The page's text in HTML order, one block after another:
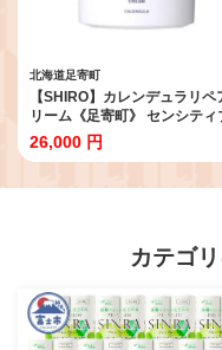
北海道足寄町
【SHIRO】カレンデュラリペ
リーム《足寄町》 センシティ
保湿 [BEAX003]
26,000 円
カテゴ